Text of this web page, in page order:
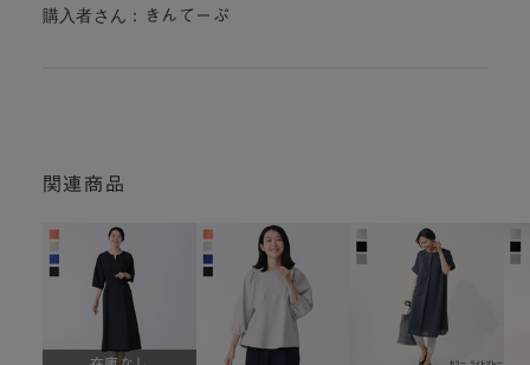
購入者さん： きんてーぷ
関連商品